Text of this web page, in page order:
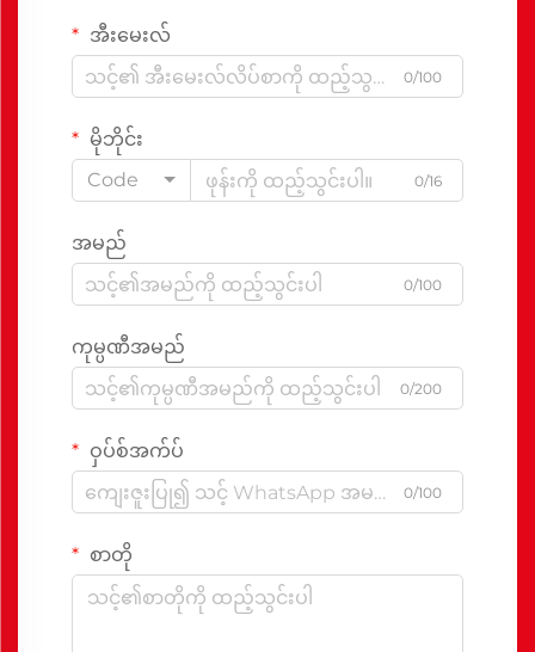
အီးမေးလ်
0/100
မိုဘိုင်း
Code
0/16
အမည်
0/100
ကုမ္ပဏီအမည်
0/200
ဝှပ်စ်အက်ပ်
0/100
စာတို